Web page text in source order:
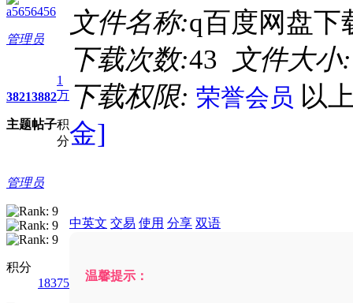
a5656456
管理员
3821
主题
3882
帖子
1
万
积
分
管理员
积分
18375
文件名称:q百度网盘
下载次数:43 文件大小:
下载权限: 荣誉会员 以
金]
中英文 交易 使用 分享 双语
温馨提示：